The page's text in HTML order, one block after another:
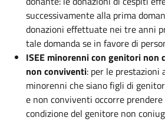
successivamente alla prima
donazioni effettuate nei tre anni
tale domanda se in favore di
ISEE minorenni con genitori non
non conviventi: per le prestazioni
minorenni che siano figli di
e non conviventi occorre
condizione del genitore non